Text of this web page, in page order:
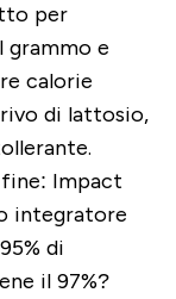
per
grammo e
calorie
di lattosio,
Impact
integratore
di
il 97%?